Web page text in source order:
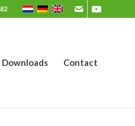
Downloads Contact